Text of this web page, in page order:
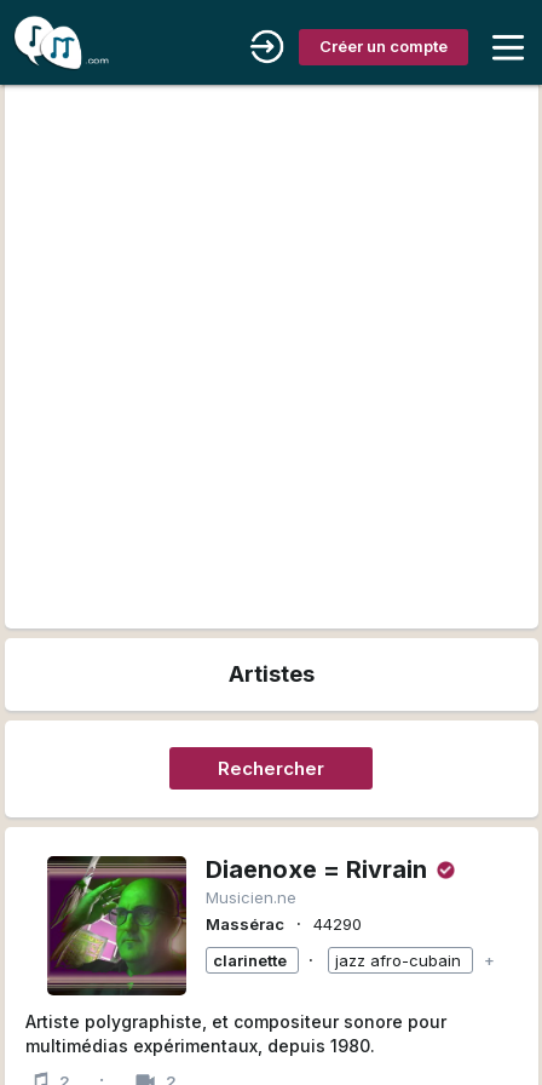
Créer un compte
Artistes
Rechercher
Diaenoxe = Rivrain
Musicien.ne
Massérac
∙
44290
clarinette
∙ jazz afro-cubain +
Artiste polygraphiste, et compositeur sonore pour
multimédias expérimentaux, depuis 1980.
2 · 2